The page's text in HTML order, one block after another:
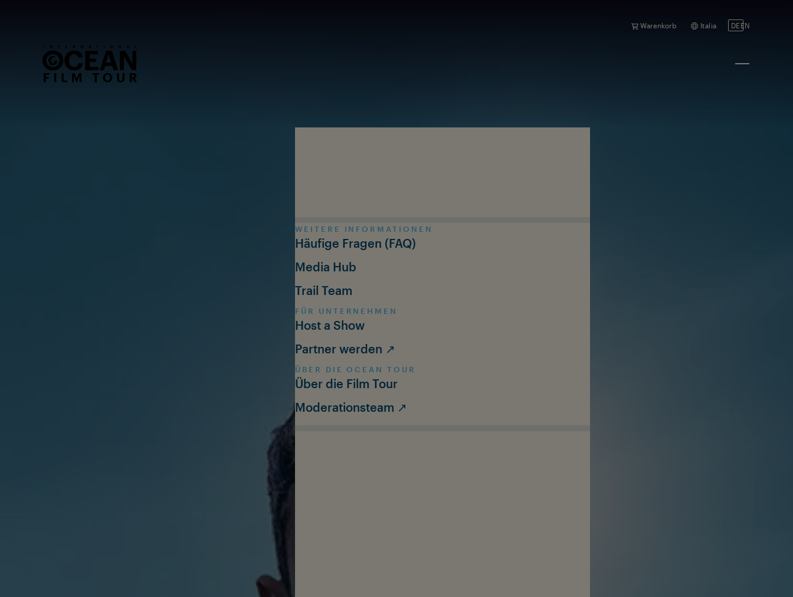
Warenkorb Italia DE EN
WEITERE INFORMATIONEN
Häufige Fragen (FAQ)
Media Hub
Trail Team
FÜR UNTERNEHMEN
Host a Show
Partner werden ↗
ÜBER DIE OCEAN TOUR
Über die Film Tour
Moderationsteam ↗